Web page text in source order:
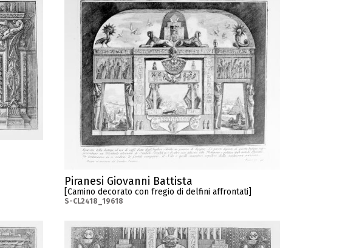
Piranesi Giovanni Battista
[Camino decorato con fregio di delfini affrontati]
S-CL2418_19618